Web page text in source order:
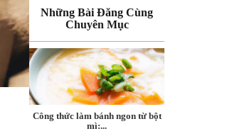
Những Bài Đăng Cùng
Chuyên Mục
Công thức làm bánh ngon từ bột
mì:...